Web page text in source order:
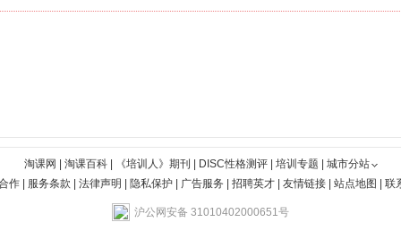
淘课网 淘课百科| 《培训人》期刊 DISC性格测评| 培训专题
城市分站
作| 服务条款 法律声明 隐私保护 广告服务 招聘英才| 友情链接| 站点地图 联
沪公网安备 31010402000651号